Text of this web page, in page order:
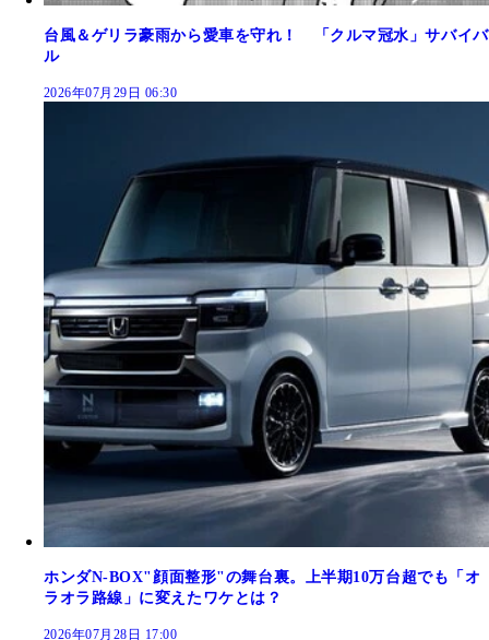
台風＆ゲリラ豪雨から愛車を守れ！ 「クルマ冠水」サバイバ
ル
2026年07月29日 06:30
ホンダN-BOX"顔面整形"の舞台裏。上半期10万台超でも「オ
ラオラ路線」に変えたワケとは？
2026年07月28日 17:00